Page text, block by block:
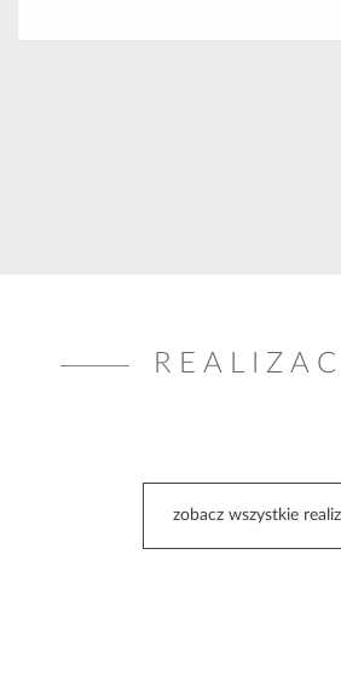
zobacz wszystkie